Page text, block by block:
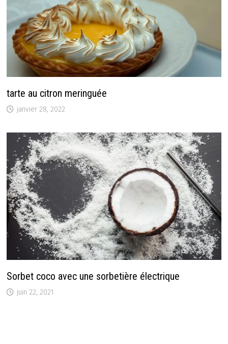
tarte au citron meringuée
janvier 28, 2022
Sorbet coco avec une sorbetière électrique
juin 22, 2021